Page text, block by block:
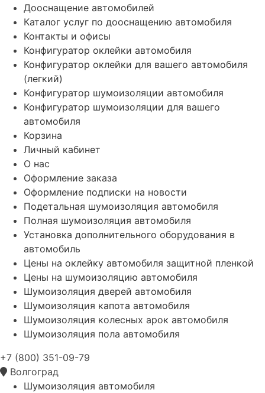
Дооснащение автомобилей
Каталог услуг по дооснащению автомобиля
Контакты и офисы
Конфигуратор оклейки автомобиля
Конфигуратор оклейки для вашего автомобиля
(легкий)
Конфигуратор шумоизоляции автомобиля
Конфигуратор шумоизоляции для вашего
автомобиля
Корзина
Личный кабинет
О нас
Оформление заказа
Оформление подписки на новости
Подетальная шумоизоляция автомобиля
Полная шумоизоляция автомобиля
Установка дополнительного оборудования в
автомобиль
Цены на оклейку автомобиля защитной пленкой
Цены на шумоизоляцию автомобиля
Шумоизоляция дверей автомобиля
Шумоизоляция капота автомобиля
Шумоизоляция колесных арок автомобиля
Шумоизоляция пола автомобиля
+7 (800) 351-09-79
Волгоград
Шумоизоляция автомобиля